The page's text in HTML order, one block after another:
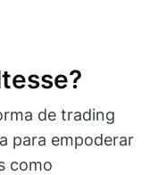
de trading
para empoderar
como